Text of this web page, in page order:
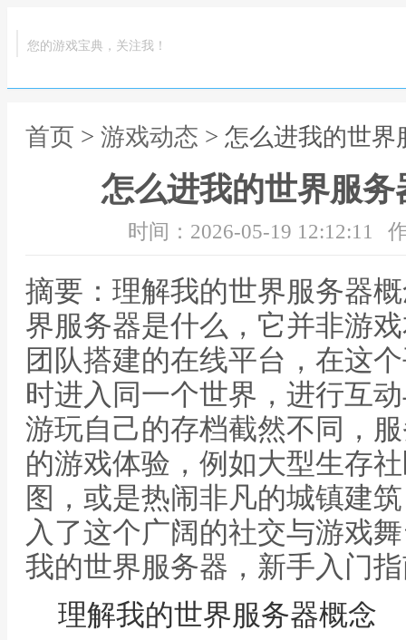
您的游戏宝典，关注我！
首页 > 游戏动态 > 怎么进我的世
怎么进我的世界服
时间：2026-05-19 12:12:11
摘要：理解我的世界服务器
界服务器是什么，它并非游
团队搭建的在线平台，在这
时进入同一个世界，进行互
游玩自己的存档截然不同，
的游戏体验，例如大型生存
图，或是热闹非凡的城镇建
入了这个广阔的社交与游戏
我的世界服务器，新手入门
理解我的世界服务器概念